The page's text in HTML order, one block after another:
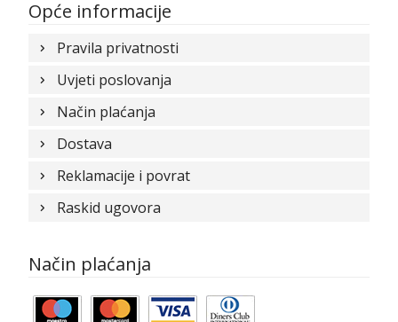
Opće informacije
Pravila privatnosti
Uvjeti poslovanja
Način plaćanja
Dostava
Reklamacije i povrat
Raskid ugovora
Način plaćanja